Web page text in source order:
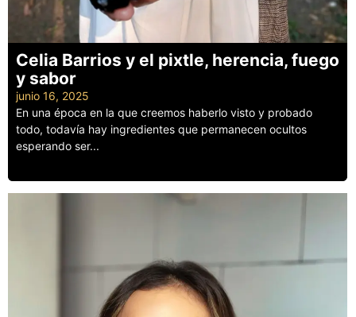
Celia Barrios y el pixtle, herencia, fuego
y sabor
junio 16, 2025
En una época en la que creemos haberlo visto y probado
todo, todavía hay ingredientes que permanecen ocultos
esperando ser...